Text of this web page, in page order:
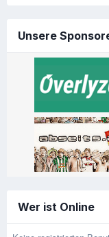
Unsere
Wer ist Online